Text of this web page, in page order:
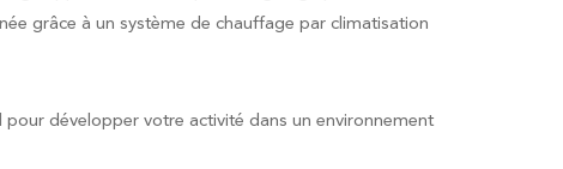
grâce à un système de chauffage par climatisation
pour développer votre activité dans un environnement